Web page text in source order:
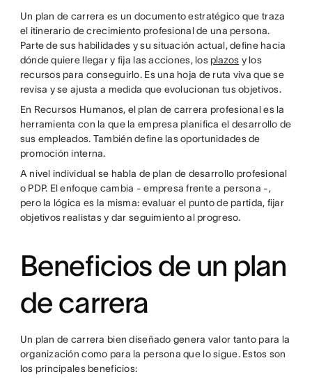
Un plan de carrera es un documento estratégico que traza
el itinerario de crecimiento profesional de una persona.
Parte de sus habilidades y su situación actual, define hacia
dónde quiere llegar y fija las acciones, los plazos y los
recursos para conseguirlo. Es una hoja de ruta viva que se
revisa y se ajusta a medida que evolucionan tus objetivos.
En Recursos Humanos, el plan de carrera profesional es la
herramienta con la que la empresa planifica el desarrollo de
sus empleados. También define las oportunidades de
promoción interna.
A nivel individual se habla de plan de desarrollo profesional
o PDP. El enfoque cambia - empresa frente a persona -,
pero la lógica es la misma: evaluar el punto de partida, fijar
objetivos realistas y dar seguimiento al progreso.
Beneficios de un plan
de carrera
Un plan de carrera bien diseñado genera valor tanto para la
organización como para la persona que lo sigue. Estos son
los principales beneficios: